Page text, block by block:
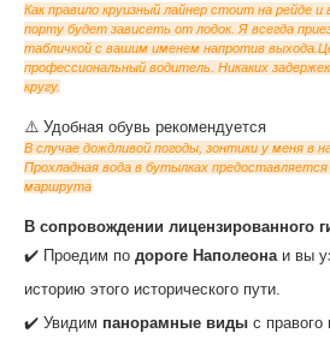
Как правило круизный лайнер стоит на рейде
порту будет зависеть от лодок. Я всегда
табличкой с вашим именем напротив
профессиональный водитель. Никаких
кругу.
‌⚠️ Удобная обувь рекомендуется
В случае дождливой погоды, зонтики у меня в
Прохладная вода в бутылках
маршрута
В сопровождении лицензированного
✔️ Проедим по дороге Наполеона и вы
историю этого исторического пути.
✔️ Увидим панорамные виды с правого